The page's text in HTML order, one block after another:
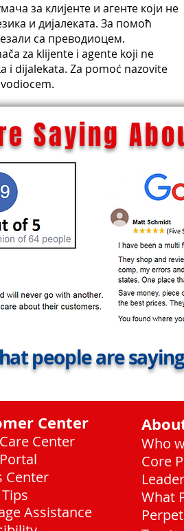
за клијенте и агенте који не
и дијалеката. За помоћ
са преводиоцем.
za klijente i agente koji ne
i dijalekata. Za pomoć nazovite
Saying
people are
Center
Center
Center
Assistance
Who
Core
What